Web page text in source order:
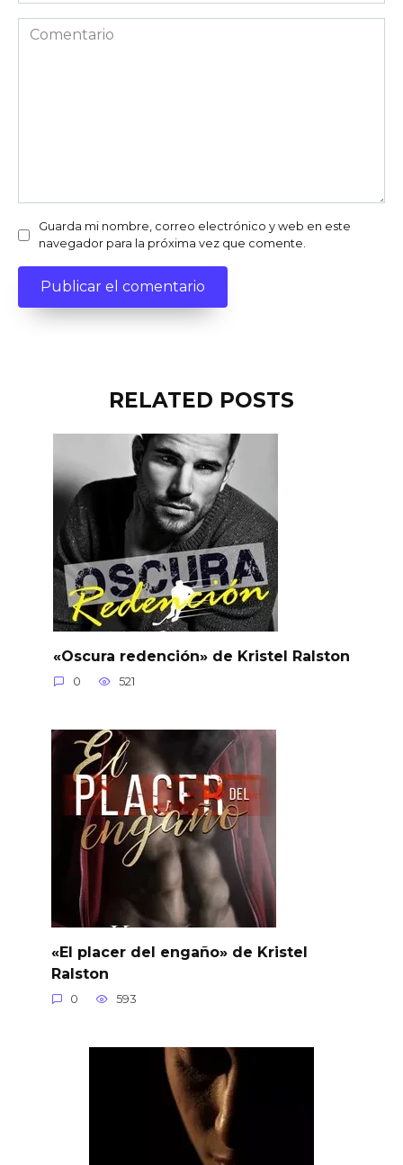
Comentario
Guarda mi nombre, correo electrónico y web en este
navegador para la próxima vez que comente.
RELATED POSTS
«Oscura redención» de Kristel Ralston
0 521
«El placer del engaño» de Kristel
Ralston
0 593